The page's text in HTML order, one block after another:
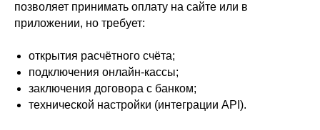
позволяет принимать оплату на сайте или в
приложении, но требует:
открытия расчётного счёта;
подключения онлайн-кассы;
заключения договора с банком;
технической настройки (интеграции API).